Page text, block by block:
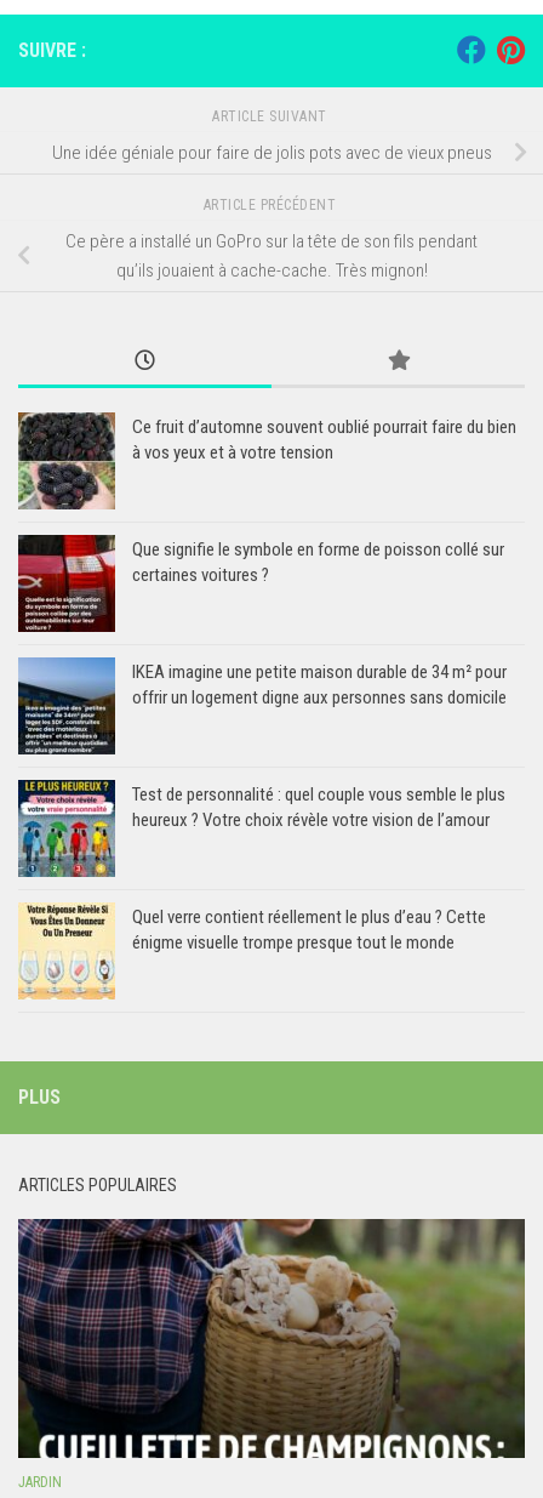
SUIVRE :
ARTICLE SUIVANT
Une idée géniale pour faire de jolis pots avec de vieux pneus
ARTICLE PRÉCÉDENT
Ce père a installé un GoPro sur la tête de son fils pendant
qu’ils jouaient à cache-cache. Très mignon!
Ce fruit d’automne souvent oublié pourrait faire du bien
à vos yeux et à votre tension
Que signifie le symbole en forme de poisson collé sur
certaines voitures ?
IKEA imagine une petite maison durable de 34 m² pour
offrir un logement digne aux personnes sans domicile
Test de personnalité : quel couple vous semble le plus
heureux ? Votre choix révèle votre vision de l’amour
Quel verre contient réellement le plus d’eau ? Cette
énigme visuelle trompe presque tout le monde
PLUS
ARTICLES POPULAIRES
JARDIN